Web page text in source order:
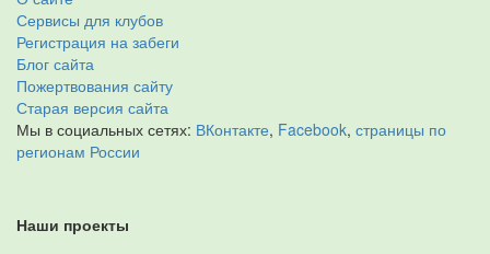
Сервисы для клубов
Регистрация на забеги
Блог сайта
Пожертвования сайту
Старая версия сайта
Мы в социальных сетях: ВКонтакте, Facebook, страницы по
регионам России
Наши проекты